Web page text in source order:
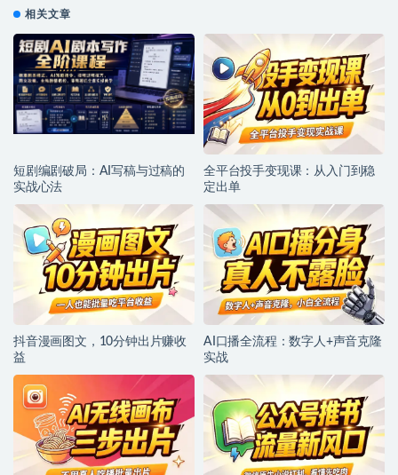
相关文章
短剧编剧破局：AI写稿与过稿的
实战心法
全平台投手变现课：从入门到稳
定出单
抖音漫画图文，10分钟出片赚收
益
AI口播全流程：数字人+声音克隆
实战